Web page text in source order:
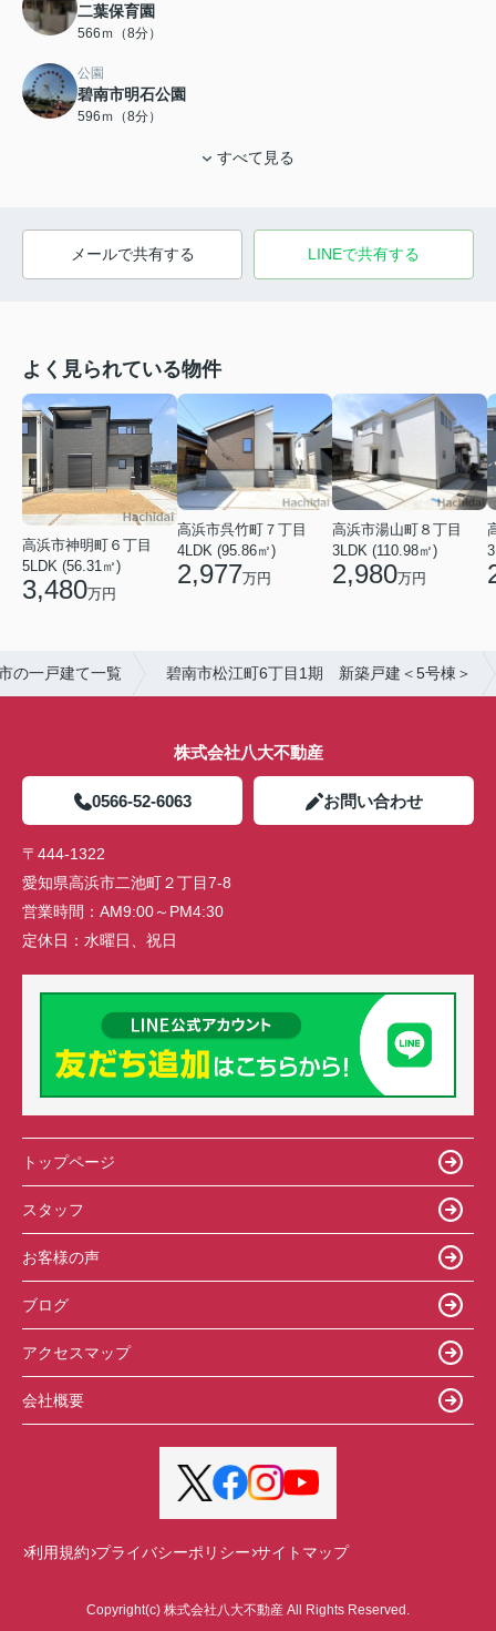
二葉保育園
566ｍ（8分）
公園
碧南市明石公園
596ｍ（8分）
すべて見る
メールで共有する LINEで共有する
よく見られている物件
高浜市神明町６丁目
5LDK (56.31㎡)
3,480万円
高浜市呉竹町７丁目
4LDK (95.86㎡)
2,977万円
高浜市湯山町８丁目
3LDK (110.98㎡)
2,980万円
の一戸建て一覧 碧南市松江町6丁目1期 新築戸建＜5号棟＞
株式会社八大不動産
0566-52-6063 お問い合わせ
〒444-1322
愛知県高浜市二池町２丁目7-8
営業時間： AM9:00～PM4:30
定休日： 水曜日、祝日
トップページ
スタッフ
お客様の声
ブログ
アクセスマップ
会社概要
利用規約 プライバシーポリシー サイトマップ
Copyright(c) 株式会社八大不動産 All Rights Reserved.